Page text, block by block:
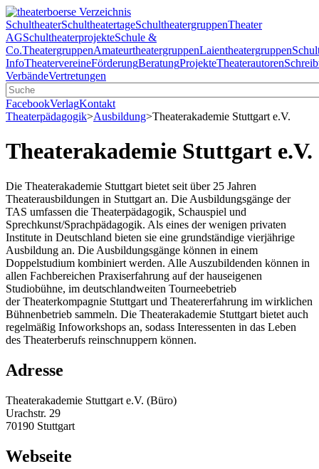
SchultheaterSchultheatertageSchultheatergruppenTheater
AGSchultheaterprojekteSchule &
Co.TheatergruppenAmateurtheatergruppenLaientheatergruppen
InfoTheatervereineFörderungBeratungProjekteTheaterautoren
VerbändeVertretungen
FacebookVerlagKontakt
Theaterpädagogik>Ausbildung>Theaterakademie Stuttgart e.V.
Theaterakademie Stuttgart e.V.
Die Theaterakademie Stuttgart bietet seit über 25 Jahren
Theaterausbildungen in Stuttgart an. Die Ausbildungsgänge der
TAS umfassen die Theaterpädagogik, Schauspiel und
Sprechkunst/Sprachpädagogik. Als eines der wenigen privaten
Institute in Deutschland bieten sie eine grundständige vierjährige
Ausbildung an. Die Ausbildungsgänge können in einem
Doppelstudium kombiniert werden. Alle Auszubildenden können in
allen Fachbereichen Praxiserfahrung auf der hauseigenen
Studiobühne, im deutschlandweiten Tourneebetrieb
der Theaterkompagnie Stuttgart und Theatererfahrung im wirklichen
Bühnenbetrieb sammeln. Die Theaterakademie Stuttgart bietet auch
regelmäßig Infoworkshops an, sodass Interessenten in das Leben
des Theaterberufs reinschnuppern können.
Adresse
Theaterakademie Stuttgart e.V. (Büro)
Urachstr. 29
70190 Stuttgart
Webseite